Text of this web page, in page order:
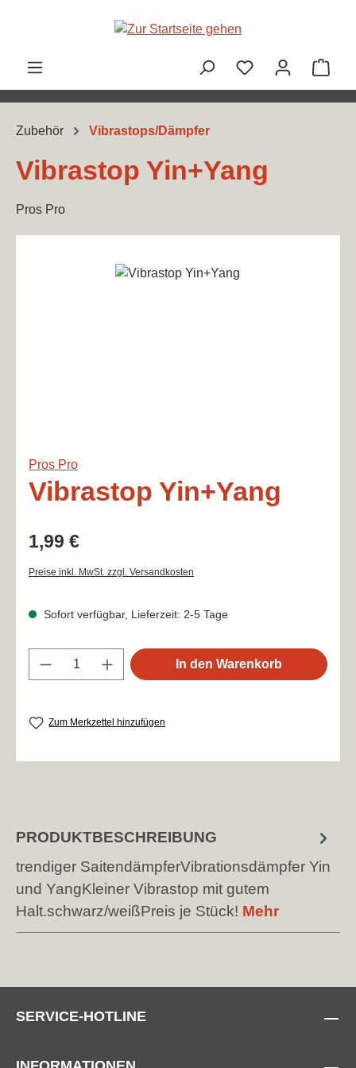
Zum Hauptinhalt springen
Zubehör Vibrastops/Dämpfer
Vibrastop Yin+Yang
Pros Pro
Bildergalerie überspringen
Pros Pro
Vibrastop Yin+Yang
Regulärer Preis:
1,99 €
Preise inkl. MwSt. zzgl. Versandkosten
Sofort verfügbar, Lieferzeit: 2-5 Tage
Produkt Anzahl: Gib den gewünschten
In den Warenkorb
Zum Merkzettel hinzufügen
PRODUKTBESCHREIBUNG
trendiger SaitendämpferVibrationsdämpfer Yin
und YangKleiner Vibrastop mit gutem
Halt.schwarz/weißPreis je Stück! Mehr
SERVICE-HOTLINE